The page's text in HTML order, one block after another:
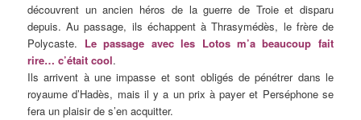
découvrent un ancien héros de la guerre de Troie et disparu
depuis. Au passage, ils échappent à Thrasymédès, le frère de
Polycaste. Le passage avec les Lotos m’a beaucoup fait
rire… c’était cool.
Ils arrivent à une impasse et sont obligés de pénétrer dans le
royaume d’Hadès, mais il y a un prix à payer et Perséphone se
fera un plaisir de s’en acquitter.